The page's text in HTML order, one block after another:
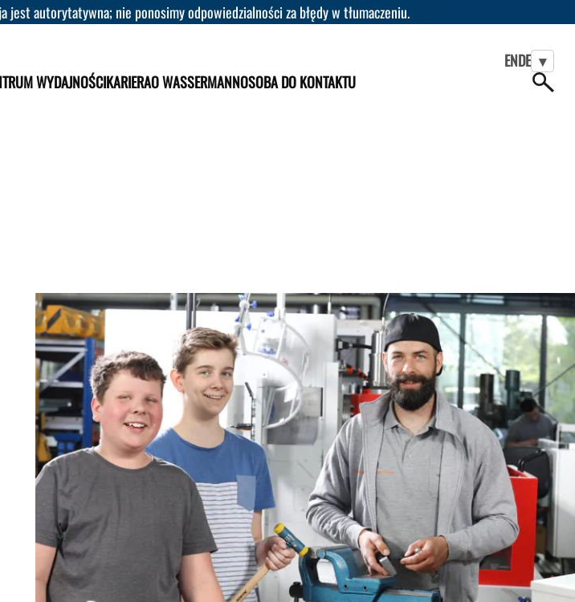
jest autorytatywna; nie ponosimy odpowiedzialności za błędy w tłumaczeniu.
ENDE ▾
WYDAJNOŚCIKARIERAO WASSERMANNOSOBA DO KONTAKTU